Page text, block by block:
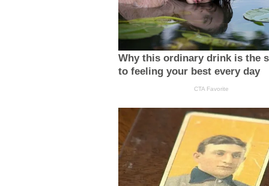
Why this ordinary drink is the
to feeling your best every day
CTA Favorite